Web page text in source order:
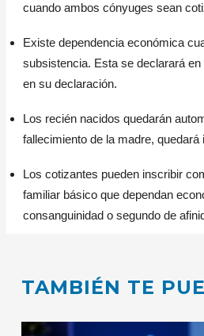
cuando ambos cónyuges sean
Existe dependencia económica
subsistencia. Esta se declarará
en su declaración.
Los recién nacidos quedarán
fallecimiento de la madre,
Los cotizantes pueden inscribir
familiar básico que dependan
consanguinidad o segundo de
TAMBIÉN TE